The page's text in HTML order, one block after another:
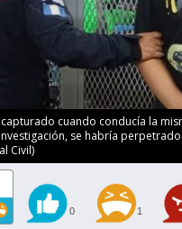
cuando conducía la
se habría
Civil)
0 1